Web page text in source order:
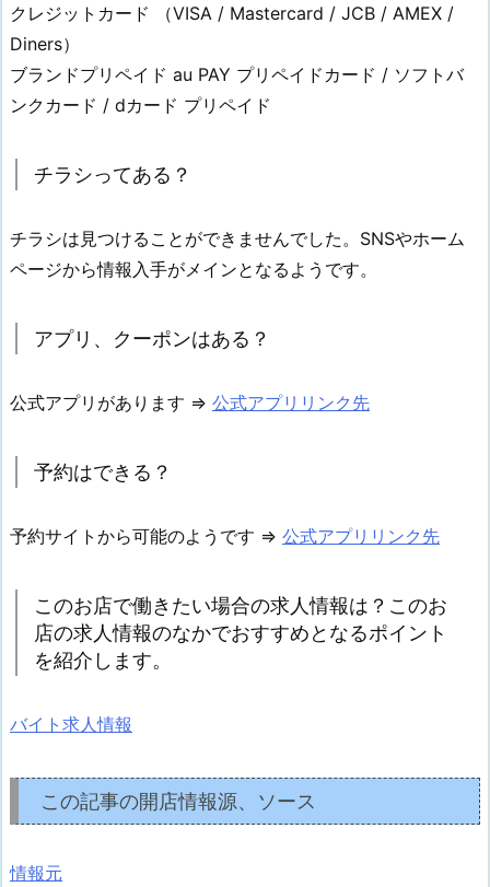
クレジットカード （VISA / Mastercard / JCB / AMEX /
Diners）
ブランドプリペイド au PAY プリペイドカード / ソフトバ
ンクカード / dカード プリペイド
チラシってある？
チラシは見つけることができませんでした。SNSやホーム
ページから情報入手がメインとなるようです。
アプリ、クーポンはある？
公式アプリがあります ⇒ 公式アプリリンク先
予約はできる？
予約サイトから可能のようです ⇒ 公式アプリリンク先
このお店で働きたい場合の求人情報は？このお
店の求人情報のなかでおすすめとなるポイント
を紹介します。
バイト求人情報
この記事の開店情報源、ソース
情報元